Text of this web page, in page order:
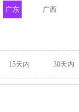
广东 广西
15天内 30天内